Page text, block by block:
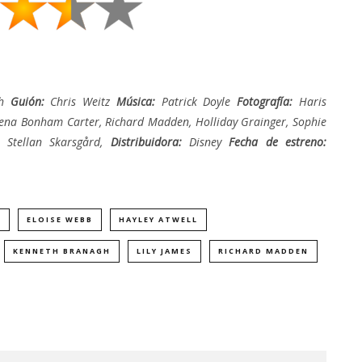
Guión:Chris Weitz Música:Patrick DoyleFotografía: Haris
Bonham Carter, Richard Madden, Holliday Grainger, Sophie
Stellan Skarsgård, Distribuidora:DisneyFecha de estreno:
ELOISE WEBB HAYLEY ATWELL
KENNETH BRANAGH LILY JAMES RICHARD MADDEN